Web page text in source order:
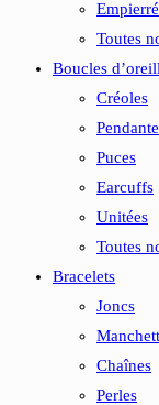
Toutes
Boucles
Créoles
Puces
Earcuffs
Unitées
Toutes
Bracelets
Joncs
Chaînes
Perles